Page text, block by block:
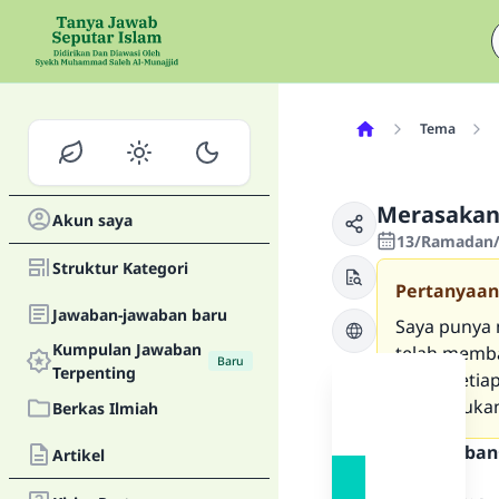
Akun saya
Struktur Kategori
Jawaban-jawaban baru
Kumpulan Jawaban
Terpenting
Baru
Berkas Ilmiah
Artikel
Tema
13/
Pertanyaan
Saya
telah
untuk
saya
Teks Jawaban